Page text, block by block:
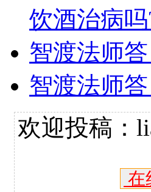
饮酒治病吗
智渡法师
智渡法师
欢迎投稿：
在